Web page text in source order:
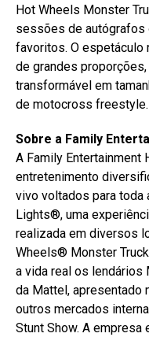
Hot Wheels Monster
sessões de
favoritos. O espetáculo
de grandes
transformável em
de motocross freestyle.
Sobre a Family
A Family Entertainment
entretenimento
vivo voltados para toda
Lights®, uma
realizada em diversos
Wheels® Monster
a vida real os lendários
da Mattel, apresentado
outros mercados
Stunt Show. A empresa